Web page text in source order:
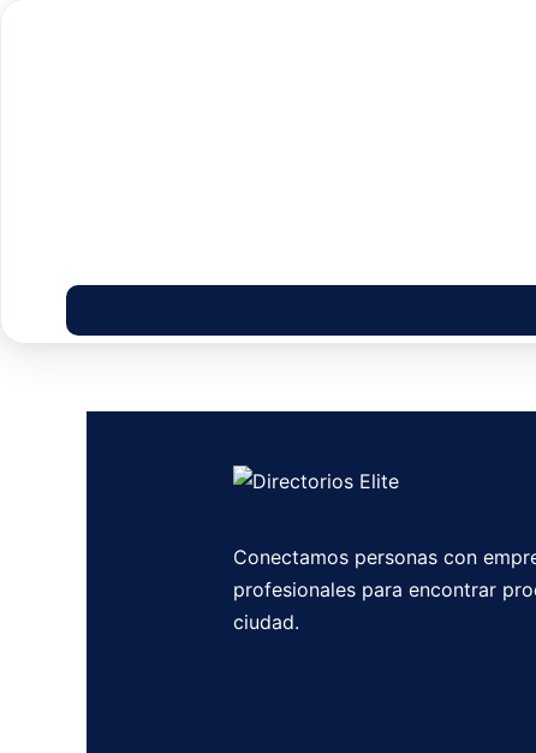
Conectamos personas con
profesionales para encontrar
ciudad.